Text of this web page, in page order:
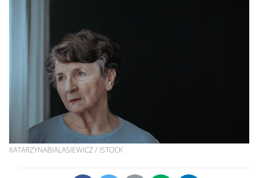
KATARZYNABIALASIEWICZ / ISTOCK